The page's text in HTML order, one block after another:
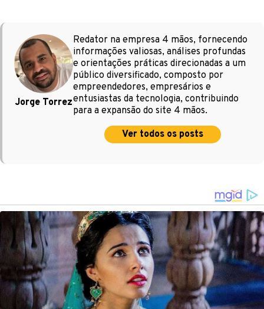
Jorge Torrez
Redator na empresa 4 mãos, fornecendo
informações valiosas, análises profundas
e orientações práticas direcionadas a um
público diversificado, composto por
empreendedores, empresários e
entusiastas da tecnologia, contribuindo
para a expansão do site 4 mãos.
Ver todos os posts